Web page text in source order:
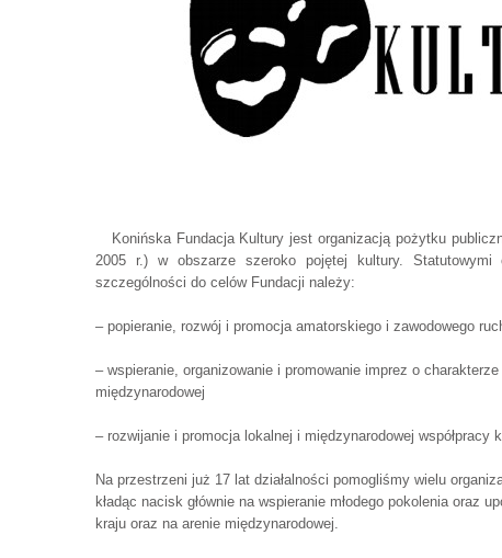
Konińska Fundacja Kultury jest organizacją pożytku
2005 r.) w obszarze szeroko pojętej kultury.
szczególności do celów Fundacji należy:
– popieranie, rozwój i promocja amatorskiego i zawodowego
– wspieranie, organizowanie i promowanie imprez o
międzynarodowej
– rozwijanie i promocja lokalnej i międzynarodowej współpracy
Na przestrzeni już 17 lat działalności pomogliśmy wielu
kładąc nacisk głównie na wspieranie młodego pokolenia
kraju oraz na arenie międzynarodowej.